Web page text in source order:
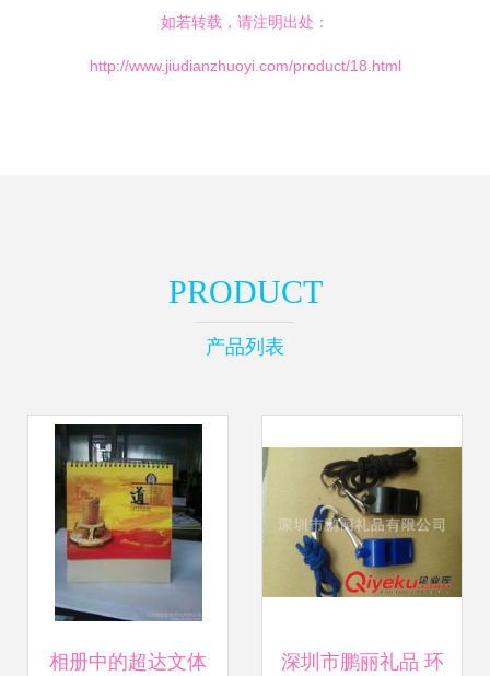
如若转载，请注明出处：
http://www.jiudianzhuoyi.com/product/18.html
PRODUCT
产品列表
相册中的超达文体 深圳市鹏丽礼品 环